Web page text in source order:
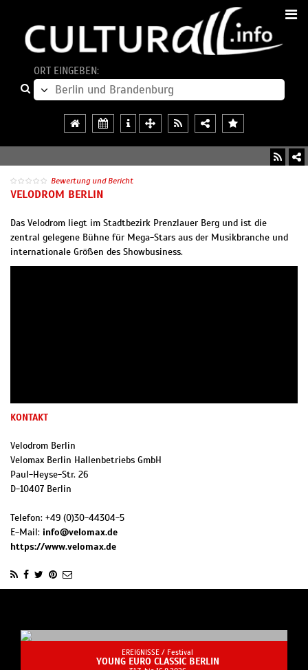
ORT EINGEBEN:
Bewertung und Bericht
VELODROM BERLIN
Das Velodrom liegt im Stadtbezirk Prenzlauer Berg und ist die
zentral gelegene Bühne für Mega-Stars aus der Musikbranche und
internationale Größen des Showbusiness.
KONTAKT
Velodrom Berlin
Velomax Berlin Hallenbetriebs GmbH
Paul-Heyse-Str. 26
D-10407 Berlin
Telefon: +49 (0)30-44304-5
E-Mail: info@velomax.de
https://www.velomax.de
EREIGNISSE / Festival
YOUNG EURO CLASSIC BERLIN